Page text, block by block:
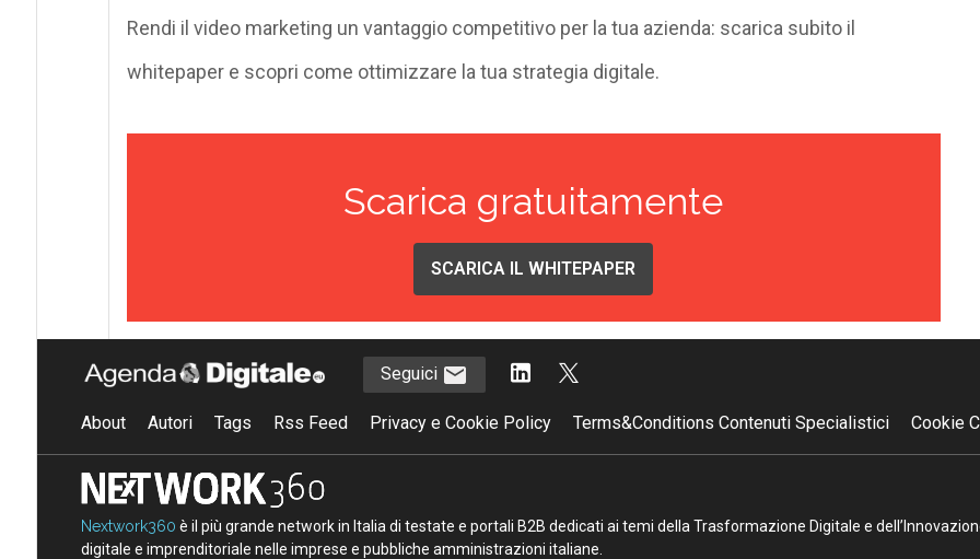
Rendi il video marketing un vantaggio competitivo per la tua azienda: scarica subito il
whitepapere scopri come ottimizzare la tua strategia digitale.
Scarica gratuitamente
SCARICA IL WHITEPAPER
Seguici
About Autori Tags Rss Feed Privacy e Cookie Policy Terms&Conditions Contenuti Specialistici Cookie
Nextwork360 è il più grande network in Italia di testate e portali B2B dedicati ai temi della Trasformazione Digitale e
digitale e imprenditoriale nelle imprese e pubbliche amministrazioni italiane.